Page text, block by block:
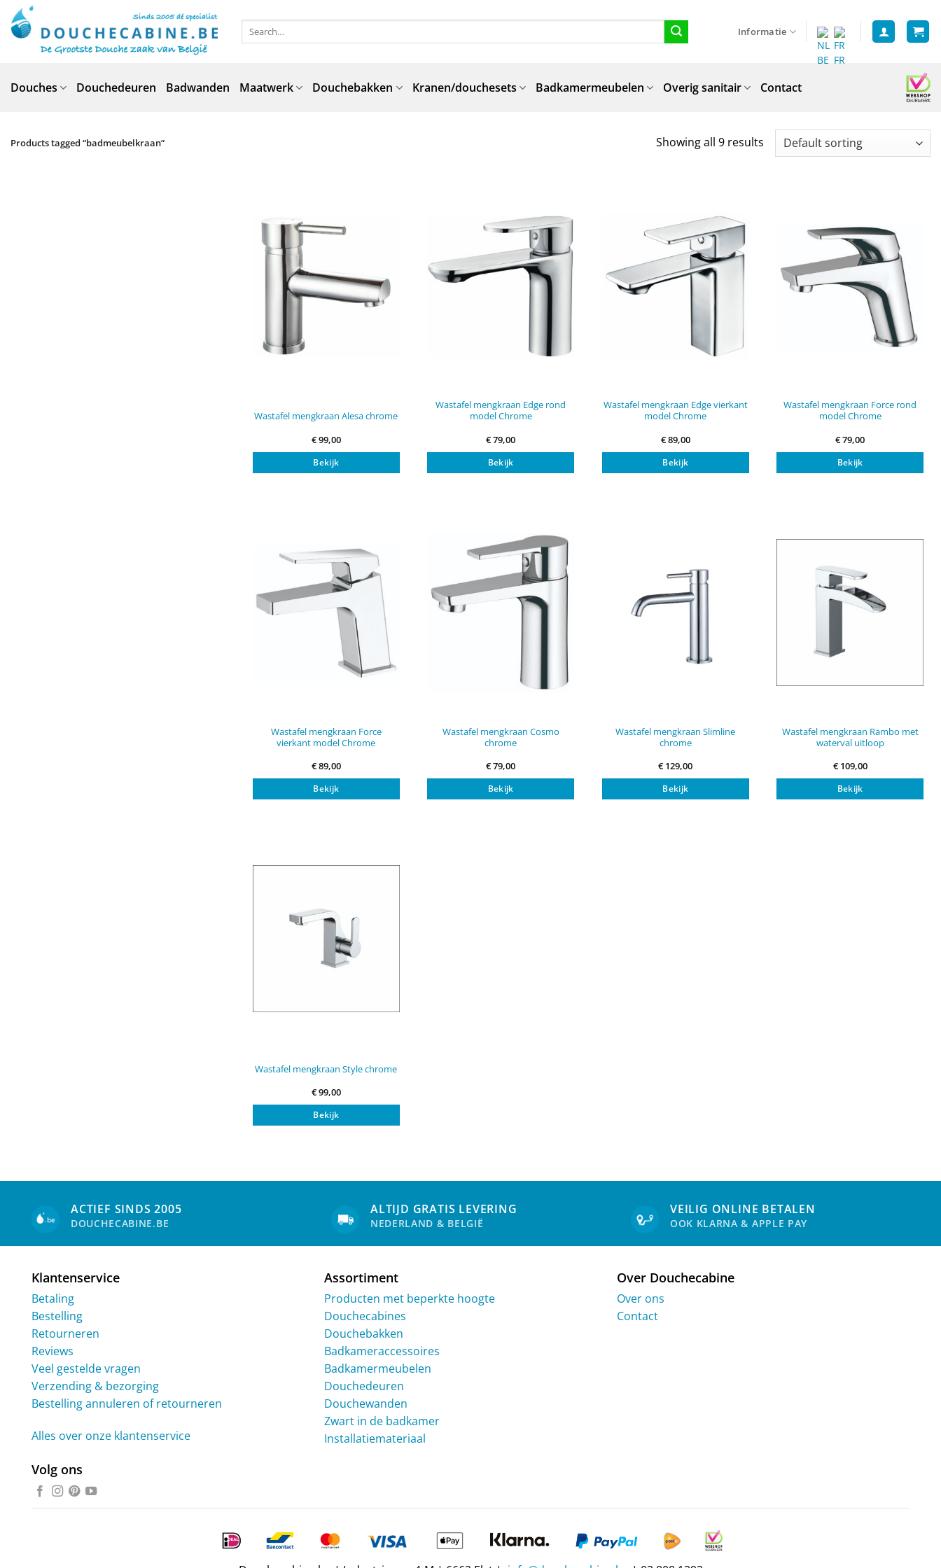
Skip
content
Search
Informatie
Douches Douchedeuren Badwanden Maatwerk Douchebakken Kranen/douchesets Badkamermeubelen Overig sanitair Contact
Products tagged “badmeubelkraan” Showing all 9 results
Wastafel mengkraan Alesa chrome
€99,00
Bekijk
Wastafel mengkraan Edge rond
model Chrome
€79,00
Bekijk
Wastafel mengkraan Edge vierkant
model Chrome
€89,00
Bekijk
Wastafel mengkraan Force rond
model Chrome
€79,00
Bekijk
Wastafel mengkraan Force
vierkant model Chrome
€89,00
Bekijk
Wastafel mengkraan Cosmo
chrome
€79,00
Bekijk
Wastafel mengkraan Slimline
chrome
€ 129,00
Bekijk
Wastafel mengkraan Rambo met
waterval uitloop
€109,00
Bekijk
Wastafel mengkraan Style chrome
€99,00
Bekijk
ACTIEF SINDS 2005
DOUCHECABINE.BE
ALTIJD GRATIS LEVERING
NEDERLAND & BELGIË
VEILIG ONLINE BETALEN
OOK KLARNA & APPLE PAY
Klantenservice
Betaling
Bestelling
Retourneren
Reviews
Veel gestelde vragen
Verzending & bezorging
Bestelling annuleren of retourneren
Alles over onze klantenservice
Volg ons
Assortiment
Producten met beperkte hoogte
Douchecabines
Douchebakken
Badkameraccessoires
Badkamermeubelen
Douchedeuren
Douchewanden
Zwart in de badkamer
Installatiemateriaal
Over Douchecabine
Over ons
Contact